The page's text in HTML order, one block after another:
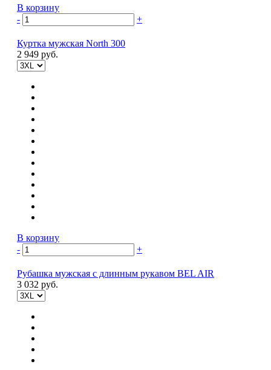
В корзину
-
+
Куртка мужская North 300
2 949 руб.
В корзину
-
+
Рубашка мужская с длинным рукавом BEL AIR
3 032 руб.